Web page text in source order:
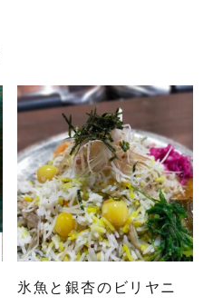
氷魚と銀杏のビリヤニ